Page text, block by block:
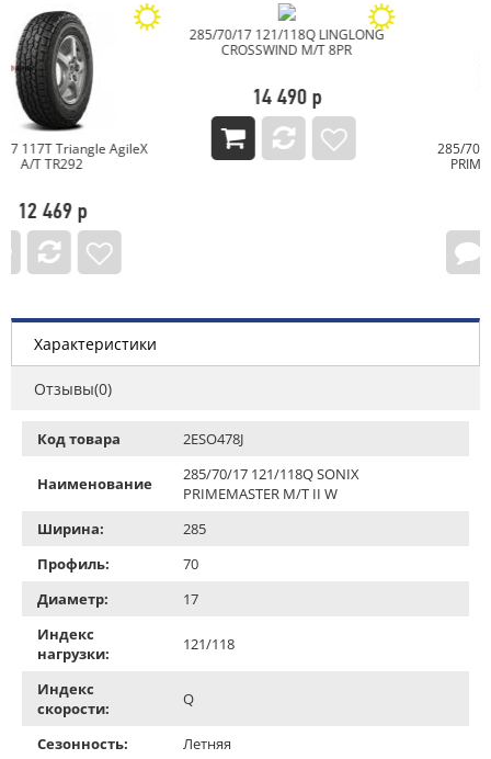
285/70/17 121/118Q LINGLONG
CROSSWIND M/T 8PR
14 490 р
285/70/17 121/118Q SONIX
PRIMEMASTER M/T II W
Характеристики
Отзывы(0)
Код товара 2ESO478J
Наименование
285/70/17 121/118Q SONIX
PRIMEMASTER M/T II W
Ширина:
285
Профиль:
70
Диаметр:
17
Индекс
нагрузки:
121/118
Индекс
скорости:
Q
Сезонность:
Летняя